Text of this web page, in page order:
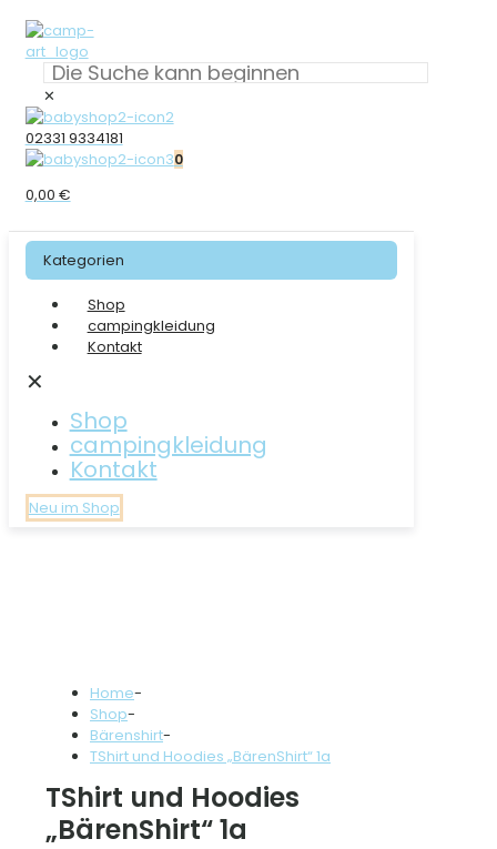
✕
02331 9334181
0
0,00 €
Kategorien
Shop
campingkleidung
Kontakt
✕
Shop
campingkleidung
Kontakt
Neu im Shop
Home-
Shop-
Bärenshirt-
TShirt und Hoodies „BärenShirt“ 1a
TShirt und Hoodies
„BärenShirt“ 1a